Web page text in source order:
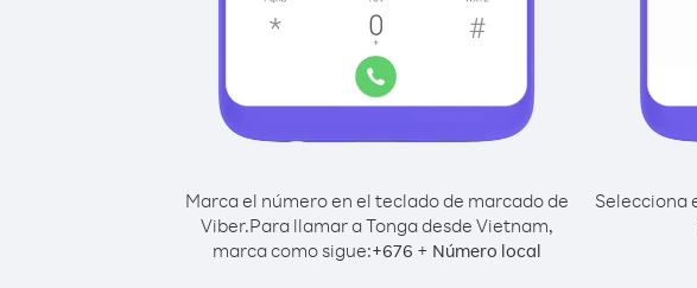
Marca el número en el teclado de marcado de
Viber.Para llamar a Tonga desde Vietnam,
marca como sigue:+676 + Número local
Selecciona